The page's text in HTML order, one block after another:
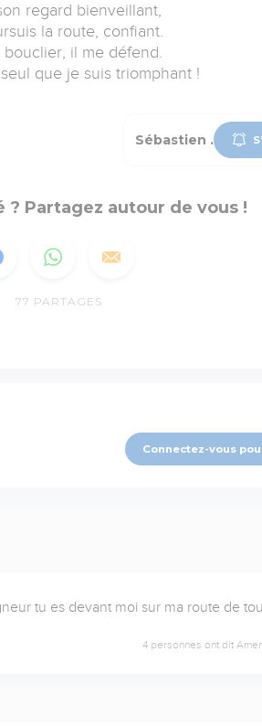
regard bienveillant,
la route, confiant.
bouclier, il me défend.
que je suis triomphant !
Sébastien .
? Partagez autour de vous !
77 PARTAGES
Connectez-vous
tu es devant moi sur ma route de
4 personnes ont dit